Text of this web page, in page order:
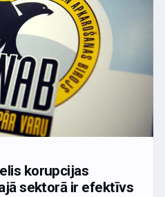
korupcijas
sektorā ir efektīvs